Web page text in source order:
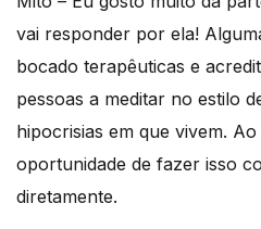
vai responder por ela!
bocado terapêuticas e
pessoas a meditar no estilo
hipocrisias em que vivem.
oportunidade de fazer isso
diretamente.